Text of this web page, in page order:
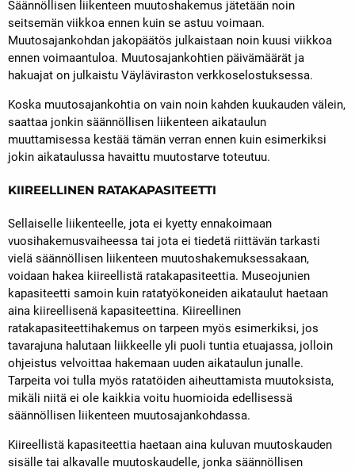
Säännöllisen liikenteen muutoshakemus jätetään noin
seitsemän viikkoa ennen kuin se astuu voimaan.
Muutosajankohdan jakopäätös julkaistaan noin kuusi viikkoa
ennen voimaantuloa. Muutosajankohtien päivämäärät ja
hakuajat on julkaistu Väyläviraston verkkoselostuksessa.
Koska muutosajankohtia on vain noin kahden kuukauden välein,
saattaa jonkin säännöllisen liikenteen aikataulun
muuttamisessa kestää tämän verran ennen kuin esimerkiksi
jokin aikataulussa havaittu muutostarve toteutuu.
KIIREELLINEN RATAKAPASITEETTI
Sellaiselle liikenteelle, jota ei kyetty ennakoimaan
vuosihakemusvaiheessa tai jota ei tiedetä riittävän tarkasti
vielä säännöllisen liikenteen muutoshakemuksessakaan,
voidaan hakea kiireellistä ratakapasiteettia. Museojunien
kapasiteetti samoin kuin ratatyökoneiden aikataulut haetaan
aina kiireellisenä kapasiteettina. Kiireellinen
ratakapasiteettihakemus on tarpeen myös esimerkiksi, jos
tavarajuna halutaan liikkeelle yli puoli tuntia etuajassa, jolloin
ohjeistus velvoittaa hakemaan uuden aikataulun junalle.
Tarpeita voi tulla myös ratatöiden aiheuttamista muutoksista,
mikäli niitä ei ole kaikkia voitu huomioida edellisessä
säännöllisen liikenteen muutosajankohdassa.
Kiireellistä kapasiteettia haetaan aina kuluvan muutoskauden
sisälle tai alkavalle muutoskaudelle, jonka säännöllisen